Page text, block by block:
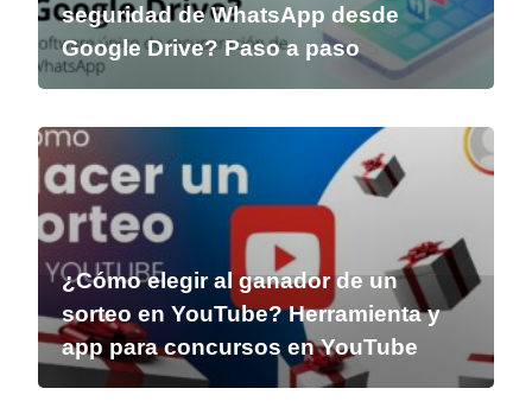
seguridad de WhatsApp desde
Google Drive? Paso a paso
¿Cómo elegir al ganador de un
sorteo en YouTube? Herramienta y
app para concursos en YouTube